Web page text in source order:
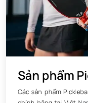
Sản phẩm
Các sản phẩm